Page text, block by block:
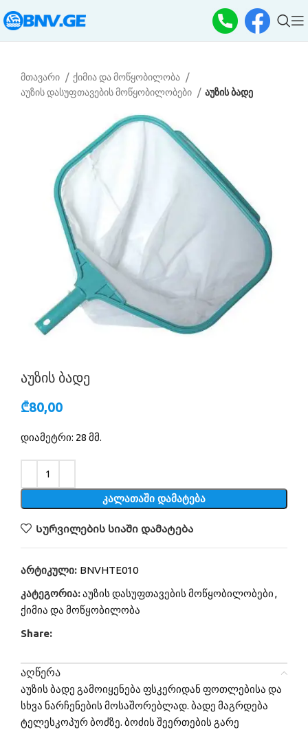
მთავარი
ქიმია და მოწყობილობა
აუზის დასუფთავების მოწყობილობები
აუზის ბადე
აუზის ბადე
₾80,00
დიამეტრი: 28 მმ.
ᲙᲐᲚᲐᲗᲐᲨᲘ ᲓᲐᲛᲐᲢᲔᲑᲐ
Სურვილების სიაში დამატება
არტიკული: BNVHTE010
კატეგორია:აუზის დასუფთავების მოწყობილობები,
ქიმია და მოწყობილობა
Share:
ᲐᲦᲬᲔᲠᲐ
აუზის ბადე გამოიყენება ფსკერიდან ფოთლებისა და
სხვა ნარჩენების მოსაშორებლად. ბადე მაგრდება
ტელესკოპურ ბოძზე. ბოძის შეერთების გარე